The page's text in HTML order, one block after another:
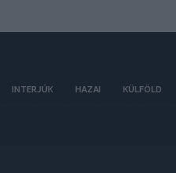
INTERJÚK HAZAI KÜLFÖLD